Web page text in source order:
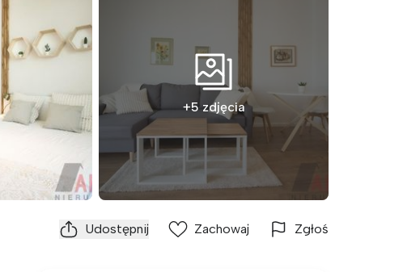
+5 zdjęcia
Udostępnij Zachowaj Zgłoś